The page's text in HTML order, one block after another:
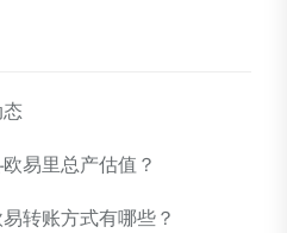
易里总产估值？
转账方式有哪些？